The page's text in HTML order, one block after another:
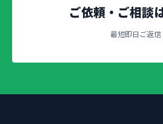
ご依頼・ご相談
最短即日ご返信